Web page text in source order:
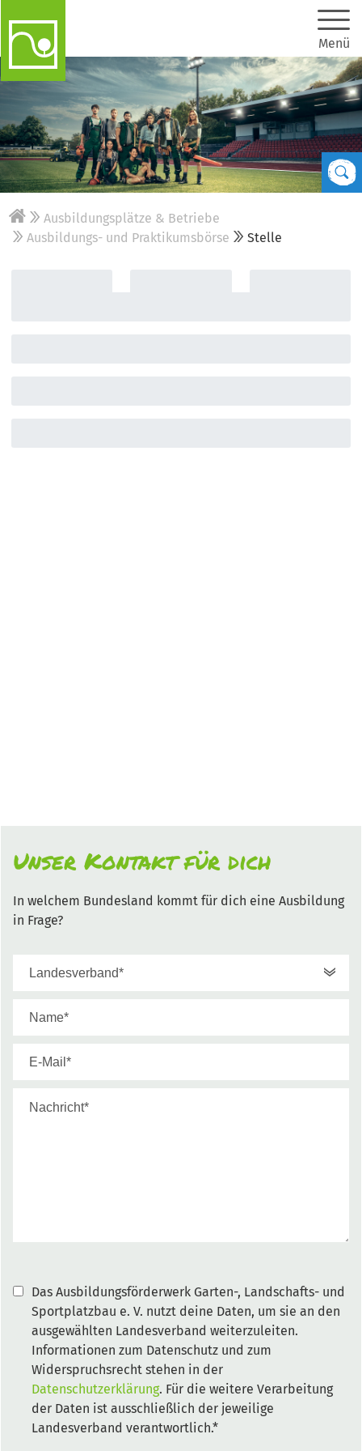
Menü
Ausbildungsplätze & Betriebe
Ausbildungs- und Praktikumsbörse
Stelle
Unser Kontakt für dich
In welchem Bundesland kommt für dich eine Ausbildung
in Frage?
Das Ausbildungsförderwerk Garten-, Landschafts- und
Sportplatzbau e. V. nutzt deine Daten, um sie an den
ausgewählten Landesverband weiterzuleiten.
Informationen zum Datenschutz und zum
Widerspruchsrecht stehen in der
Datenschutzerklärung. Für die weitere Verarbeitung
der Daten ist ausschließlich der jeweilige
Landesverband verantwortlich.*